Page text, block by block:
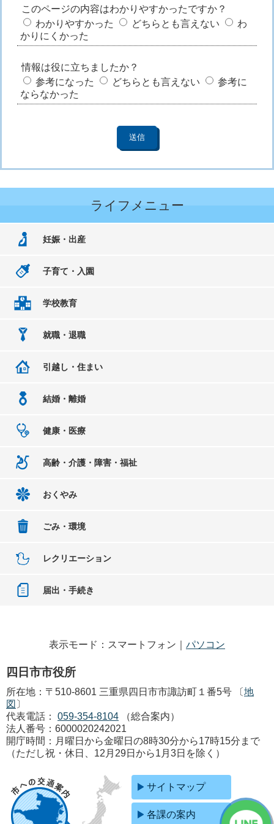
このページの内容はわかりやすかったですか？
わかりやすかった
どちらとも言えない
わ
かりにくかった
情報は役に立ちましたか？
参考になった
どちらとも言えない
参考に
ならなかった
ライフメニュー
妊娠・出産
子育て・入園
学校教育
就職・退職
引越し・住まい
結婚・離婚
健康・医療
高齢・介護・障害・福祉
おくやみ
ごみ・環境
レクリエーション
届出・手続き
表示モード：スマートフォン｜ パソコン
四日市市役所
所在地：〒510-8601 三重県四日市市諏訪町１番5号 〔地
図 〕
代表電話：
059-354-8104
（総合案内）
法人番号：6000020242021
開庁時間：月曜日から金曜日の8時30分から17時15分まで
（ただし祝・休日、12月29日から1月3日を除く）
サイトマップ
各課の案内